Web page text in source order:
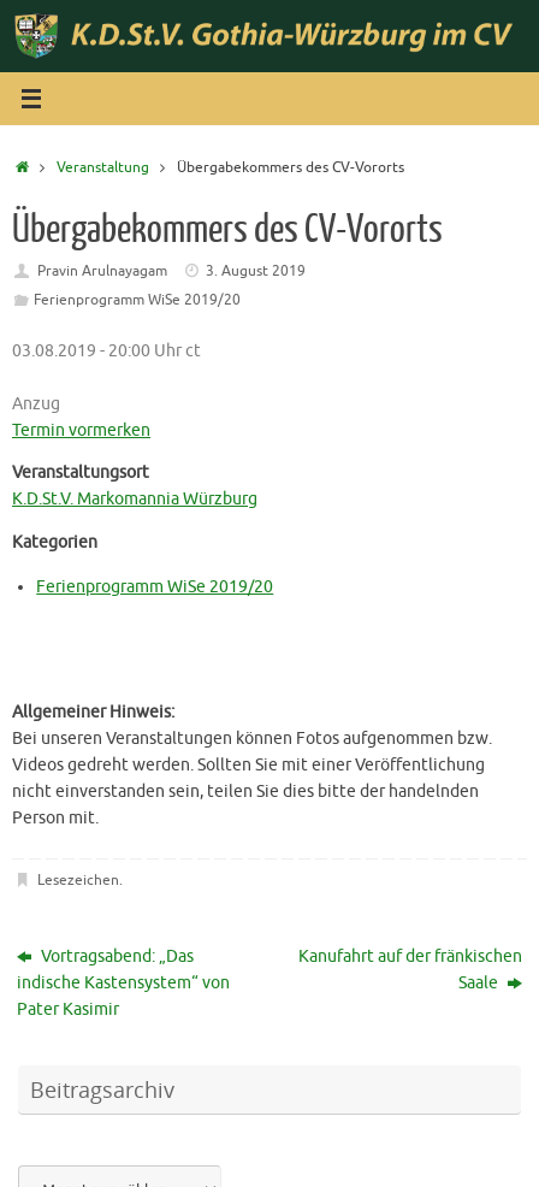
Zum
Inhalt
springen
StartVeranstaltung Übergabekommers des CV-Vororts
Übergabekommers des CV-Vororts
Pravin Arulnayagam
3. August 2019
Ferienprogramm WiSe 2019/20
03.08.2019 - 20:00 Uhr ct
Anzug
Termin vormerken
Veranstaltungsort
K.D.St.V. Markomannia Würzburg
Kategorien
Ferienprogramm WiSe 2019/20
Allgemeiner Hinweis:
Bei unseren Veranstaltungen können Fotos aufgenommen bzw.
Videos gedreht werden. Sollten Sie mit einer Veröffentlichung
nicht einverstanden sein, teilen Sie dies bitte der handelnden
Person mit.
Lesezeichen.
Vortragsabend: „Das
indische Kastensystem“ von
Pater Kasimir
Kanufahrt auf der fränkischen
Saale
Beitragsarchiv